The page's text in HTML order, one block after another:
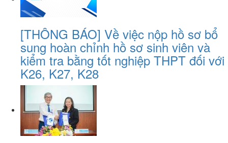
[THÔNG BÁO] Về việc nộp hồ sơ bổ
sung hoàn chỉnh hồ sơ sinh viên và
kiểm tra bằng tốt nghiệp THPT đối với
K26, K27, K28